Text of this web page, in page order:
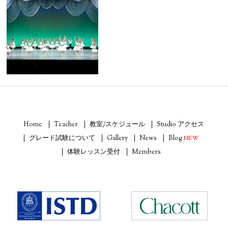
Home Teacher 教室/スケジュール
Studio アクセス
グレード試験について
Gallery News BlogNEW
体験レッスン受付
Members